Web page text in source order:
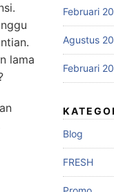
lama
Februari
Agustus
Februari
Blog
FRESH